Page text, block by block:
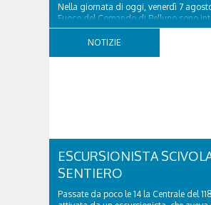
Nella giornata di oggi, venerdì 7
Fuoco del Comando di Belluno sono
località Diassa, in Val d’Oten, nel
di Cadore, per liberare una strada
NOTIZIE
ESCURSIONISTA
SENTIERO
Passate da poco le 14 la Centrale del